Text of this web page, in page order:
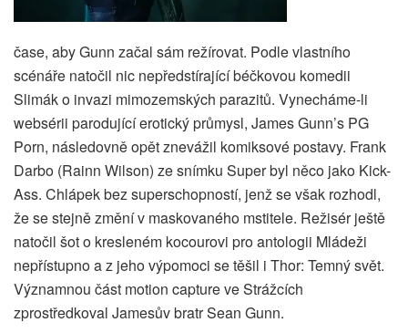
čase, aby Gunn začal sám režírovat. Podle vlastního
scénáře natočil nic nepředstírající béčkovou komedii
Slimák o invazi mimozemských parazitů. Vynecháme-li
websérii parodující erotický průmysl, James Gunn’s PG
Porn, následovně opět znevážil komiksové postavy. Frank
Darbo (Rainn Wilson) ze snímku Super byl něco jako Kick-
Ass. Chlápek bez superschopností, jenž se však rozhodl,
že se stejně změní v maskovaného mstitele. Režisér ještě
natočil šot o kresleném kocourovi pro antologii Mládeži
nepřístupno a z jeho výpomoci se těšil i Thor: Temný svět.
Významnou část motion capture ve Strážcích
zprostředkoval Jamesův bratr Sean Gunn.